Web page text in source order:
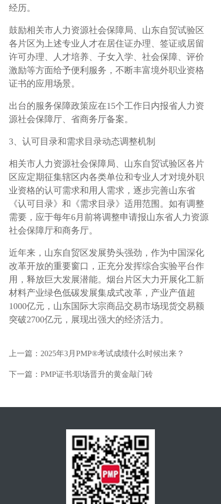
经历。
鼓励相关市人力资源社会保障局、山东自贸试验区
各片区为上述专业人才在居住证办理、签证或居留
许可办理、人才培养、子女入学、社会保障、评价
激励等方面给予便利服务，不断丰富境外职业资格
证书的应用场景。
出台的服务保障政策应在15个工作日内报省人力资
源社会保障厅、省商务厅备案。
3、认可目录和需求目录动态调整机制
相关市人力资源社会保障局、山东自贸试验区各片
区应定期征集辖区内各类单位和专业人才对境外职
业资格的认可需求和用人需求，逐步完善山东省
《认可目录》和《需求目录》适用范围。如有调整
需要，应于每年6月前将调整申请报山东省人力资源
社会保障厅和商务厅。
近年来，山东自贸区发展势头强劲，作为中国深化
改革开放的重要窗口，正充分发挥综合实验平台作
用，释放巨大发展潜能。烟台片区大力开展化工新
材料产业绿色低碳发展集成式改革，产业产值超
1000亿元，山东国际大宗商品交易市场现货交易额
突破2700亿元，展现出强大的经济活力。
上一篇： 2025年3月PMP®考试成绩什么时候出来？
下一篇：PMP证书:职场晋升的黄金敲门砖